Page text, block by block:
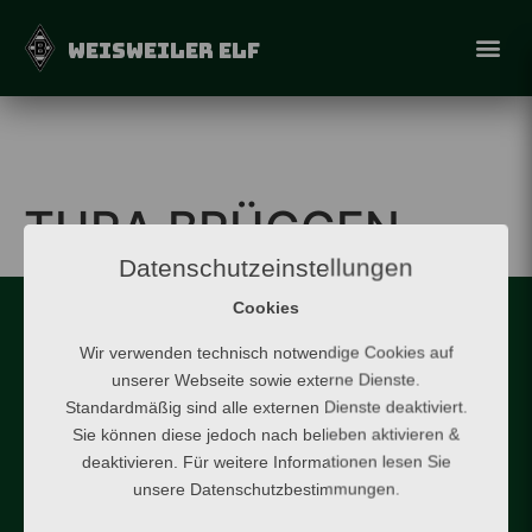
WEISWEILER ELF
TURA BRÜGGEN
WEISWEILER ELF
Copyright © Traditionsfußall Weisweiler Elf UG
Alle Rechte vorbehalten.
Datenschutzeinstellungen
Cookies
Wir verwenden technisch notwendige Cookies auf
unserer Webseite sowie externe Dienste.
Standardmäßig sind alle externen Dienste deaktiviert.
Sie können diese jedoch nach belieben aktivieren &
deaktivieren. Für weitere Informationen lesen Sie
unsere Datenschutzbestimmungen.